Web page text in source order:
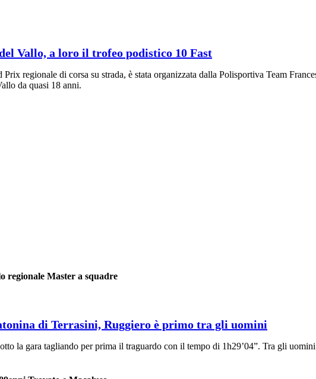
Vallo, a loro il trofeo podistico 10 Fast
regionale di corsa su strada, è stata organizzata dalla Polisportiva Team
da quasi 18 anni.
regionale Master a squadre
di Terrasini, Ruggiero è primo tra gli uomini
la gara tagliando per prima il traguardo con il tempo di 1h29’04”. Tra gli